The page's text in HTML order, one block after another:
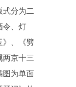
式分为二
令、灯
》、《劈
两京十三
图为单面